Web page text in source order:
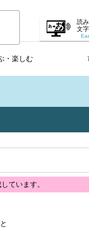
読
文
・楽しむ
ています。